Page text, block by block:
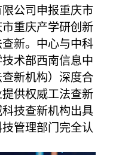
公司申报重庆市
重庆产学研创新
新。中心与中科
术部西南信息中
新机构）深度合
供权威工法查新
技查新机构出具
管理部门完全认